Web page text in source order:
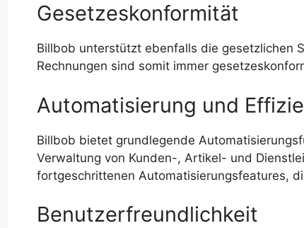
Gesetzeskonformität
Billbob unterstützt ebenfalls die gesetzlichen
Rechnungen sind somit immer
Automatisierung und
Billbob bietet grundlegende
Verwaltung von Kunden-, Artikel- und
fortgeschrittenen Automatisierungsfeatures,
Benutzerfreundlichkeit